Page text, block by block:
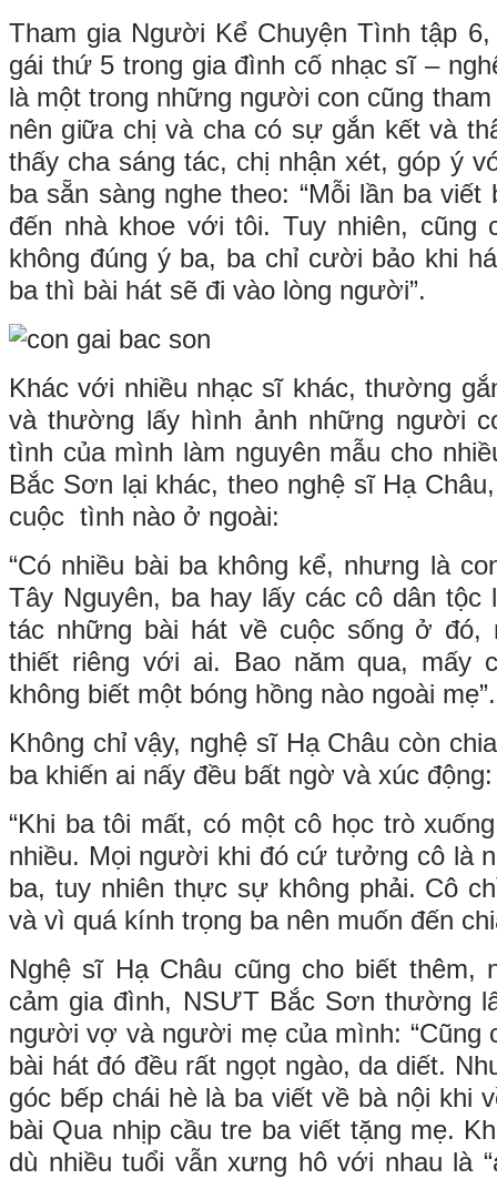
Tham gia Người Kể Chuyện Tình tập
gái thứ 5 trong gia đình cố nhạc sĩ –
là một trong những người con cũng
nên giữa chị và cha có sự gắn kết và
thấy cha sáng tác, chị nhận xét, góp ý
ba sẵn sàng nghe theo: “Mỗi lần ba
đến nhà khoe với tôi. Tuy nhiên, cũng
không đúng ý ba, ba chỉ cười bảo khi
ba thì bài hát sẽ đi vào lòng người”.
Khác với nhiều nhạc sĩ khác, thường
và thường lấy hình ảnh những người
tình của mình làm nguyên mẫu cho
Bắc Sơn lại khác, theo nghệ sĩ Hạ
cuộc tình nào ở ngoài:
“Có nhiều bài ba không kể, nhưng là
Tây Nguyên, ba hay lấy các cô dân tộc
tác những bài hát về cuộc sống ở đó,
thiết riêng với ai. Bao năm qua, mấy
không biết một bóng hồng nào ngoài mẹ”.
Không chỉ vậy, nghệ sĩ Hạ Châu còn
ba khiến ai nấy đều bất ngờ và xúc động:
“Khi ba tôi mất, có một cô học trò
nhiều. Mọi người khi đó cứ tưởng cô là
ba, tuy nhiên thực sự không phải. Cô
và vì quá kính trọng ba nên muốn đến
Nghệ sĩ Hạ Châu cũng cho biết thêm,
cảm gia đình, NSƯT Bắc Sơn thường
người vợ và người mẹ của mình: “Cũng
bài hát đó đều rất ngọt ngào, da diết.
góc bếp chái hè là ba viết về bà nội khi
bài Qua nhịp cầu tre ba viết tặng mẹ.
dù nhiều tuổi vẫn xưng hô với nhau là